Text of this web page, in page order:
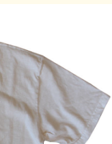
ます。
幅 (cm)
袖丈 (cm)
43
48
19.5
20